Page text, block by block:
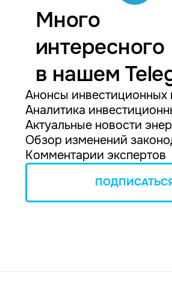
Много
интересного
в нашем
Анонсы инвестиционных
Аналитика
Актуальные новости
Обзор изменений
Комментарии экспертов